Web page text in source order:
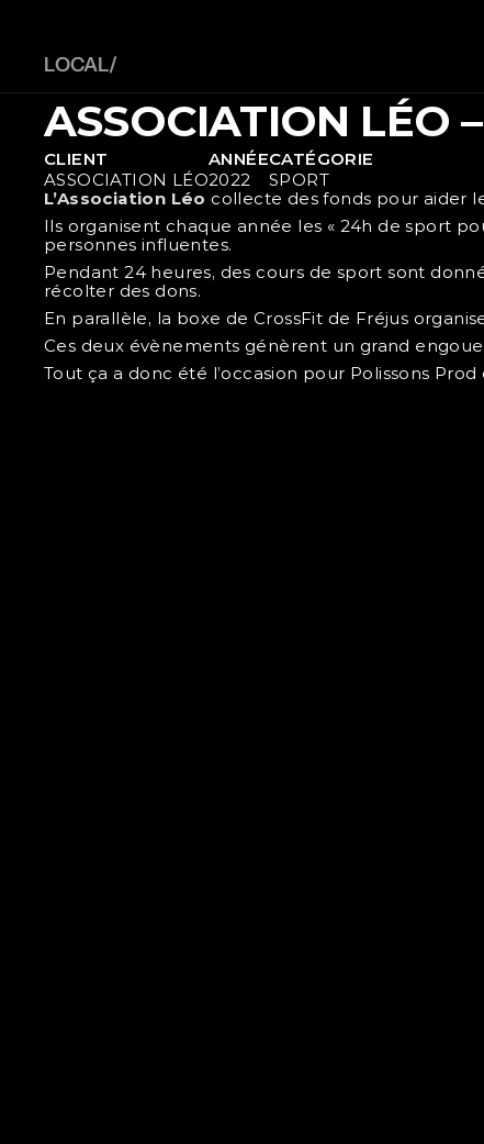
LOCAL/
ASSOCIATION LÉO
CLIENT
ASSOCIATION LÉO
ANNÉE
2022
CATÉGORIE
SPORT
L’Association Léo collecte des fonds pour aider
Ils organisent chaque année les « 24h de sport
personnes influentes.
Pendant 24 heures, des cours de sport sont
récolter des dons.
En parallèle, la boxe de CrossFit de Fréjus
Ces deux évènements génèrent un grand
Tout ça a donc été l’occasion pour Polissons